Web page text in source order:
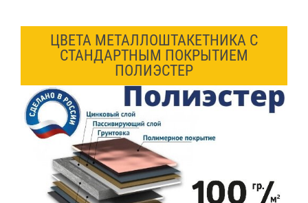
ЦВЕТА МЕТАЛЛОШТАКЕТНИКА С
СТАНДАРТНЫМ ПОКРЫТИЕМ
ПОЛИЭСТЕР